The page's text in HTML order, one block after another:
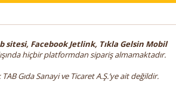
sitesi, Facebook Jetlink, Tıkla Gelsin Mobil
hiçbir platformdan sipariş almamaktadır.
Gıda Sanayi ve Ticaret A.Ş.’ye ait değildir.